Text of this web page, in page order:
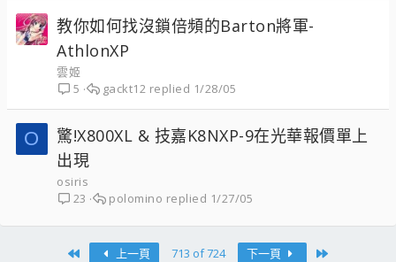
教你如何找沒鎖倍頻的Barton將軍-
AthlonXP
雲姬
5
1/28/05
gackt12
O
驚!X800XL & 技嘉K8NXP-9在光華報價單上
出現
osiris
23
1/27/05
polomino
上一頁 713 of 724 下一頁